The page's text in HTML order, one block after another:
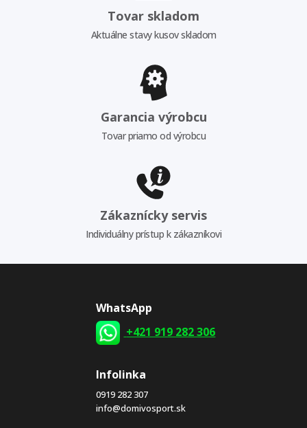
Tovar skladom
Aktuálne stavy kusov skladom
Garancia výrobcu
Tovar priamo od výrobcu
Zákaznícky servis
Individuálny prístup k zákazníkovi
WhatsApp
+421 919 282 306
Infolinka
0919 282 307
info@domivosport.sk